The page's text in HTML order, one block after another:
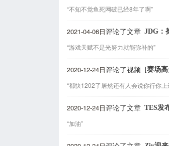
“不知不觉鱼死网破已经8年了啊”
2021-04-06日评论了文章 JDG：
“游戏天赋不是光努力就能弥补的”
2020-12-24日评论了视频 [赛场
“都快1202了居然还有人会说你行你上
2020-12-24日评论了文章 TES发
“加油”